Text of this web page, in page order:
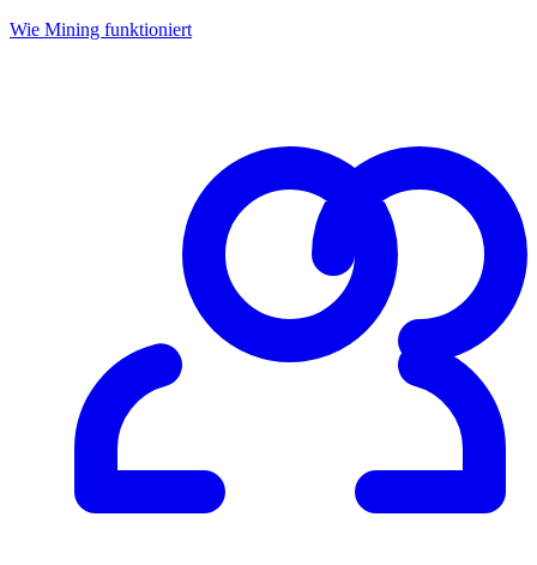
Wie Mining funktioniert